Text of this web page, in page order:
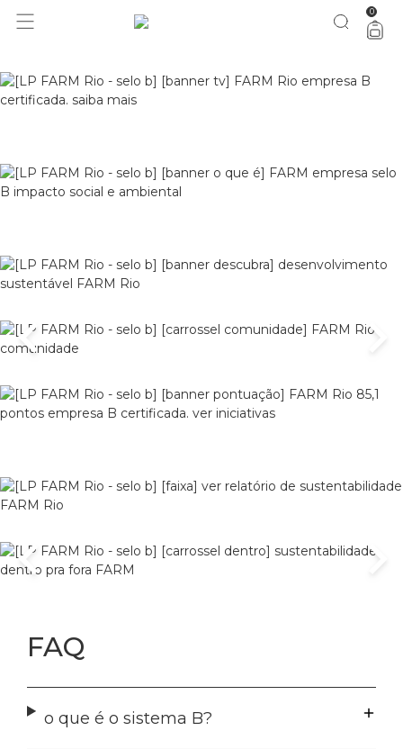
você merece 30% OFF pra comemorar com a gente aproveita! 0
FAQ
o que é o sistema B?